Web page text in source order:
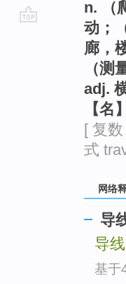
n. （
动；
廊，
（
adj.
【
[ 复
式
网络
导
导线
基于